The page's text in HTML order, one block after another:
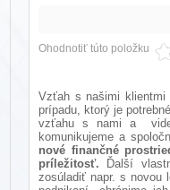
Ohodnotiť túto položku
Vzťah s našimi klientmi
prípadu, ktorý je
vzťahu s nami a
komunikujeme a
nové finančné
príležitosť. Ďalší
zosúladiť napr. s novou